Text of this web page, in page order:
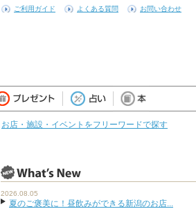
ご利用ガイド よくある質問 お問い合わせ
お店・施設・イベントをフリーワードで探す
2026.08.05
夏のご褒美に！昼飲みができる新潟のお店...